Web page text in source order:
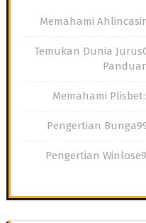
Memahami
Temukan Dunia
Memahami
Pengertian
Pengertian